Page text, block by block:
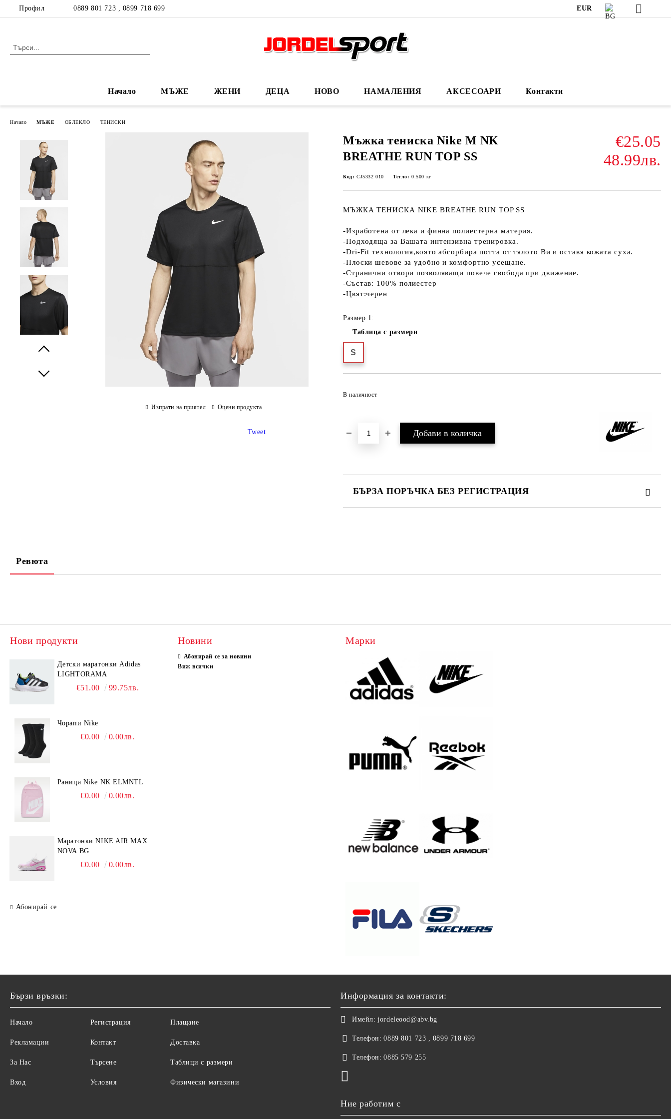
Профил 0889 801 723 , 0899 718 699 EUR
Начало МЪЖЕ ЖЕНИ ДЕЦА НОВО НАМАЛЕНИЯ АКСЕСОАРИ Контакти
Начало МЪЖЕ ОБЛЕКЛО ТЕНИСКИ
Мъжка тениска Nike M NK
BREATHE RUN TOP SS
€25.05
48.99лв.
Код: CJ5332 010 Тегло: 0.500 кг
МЪЖКА ТЕНИСКА NIKE BREATHE RUN TOP SS
-Изработена от лека и финна полиестерна материя.
-Подходяща за Вашата интензивна тренировка.
-Dri-Fit технология,която абсорбира потта от тялото Ви и оставя кожата суха.
-Плоски шевове за удобно и комфортно усещане.
-Странични отвори позволяващи повече свобода при движение.
-Състав: 100% полиестер
-Цвят:черен
Размер 1:
Таблица с размери
S
В наличност
БЪРЗА ПОРЪЧКА БЕЗ РЕГИСТРАЦИЯ
Изпрати на приятел Оцени продукта
Tweet
Ревюта
Нови продукти
Детски маратонки Adidas
LIGHTORAMA
€51.00 99.75лв.
Чорапи Nike
€0.00 0.00лв.
Раница Nike NK ELMNTL
€0.00 0.00лв.
Mаратонки NIKE AIR MAX
NOVA BG
€0.00 0.00лв.
Абонирай се
Новини
Абонирай се за новини
Виж всички
Марки
Бързи връзки:
Начало
Рекламации
За Нас
Вход
Регистрация
Контакт
Търсене
Условия
Плащане
Доставка
Таблици с размери
Физически магазини
Информация за контакти:
Имейл: jordeleood@abv.bg
Телефон: 0889 801 723 , 0899 718 699
Телефон: 0885 579 255
Ние работим с